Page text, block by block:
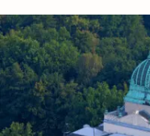
Varia
Popularne